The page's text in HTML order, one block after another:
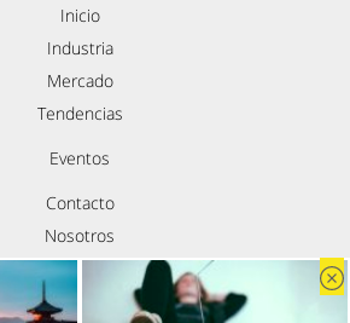
Inicio
Industria
Mercado
Tendencias
Eventos
Contacto
Nosotros
Política de privacidad
Aviso legal